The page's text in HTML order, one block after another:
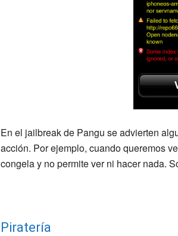
En el jailbreak de Pangu se advierten
acción. Por ejemplo, cuando queremos
congela y no permite ver ni hacer nada.
Piratería